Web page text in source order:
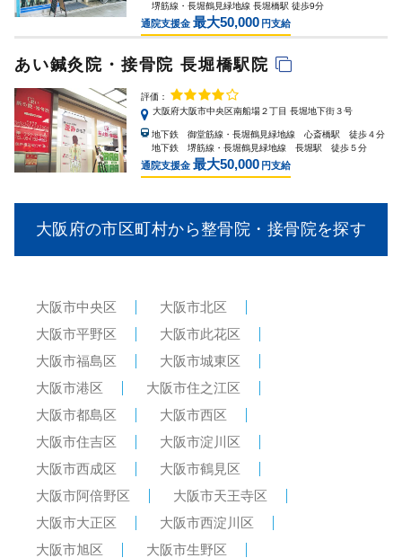
堺筋線・長堀鶴見緑地線 長堀橋駅 徒歩9分
通院支援金 最大50,000 円支給
あい鍼灸院・接骨院 長堀橋駅院
評価：
大阪府大阪市中央区南船場２丁目 長堀地下街３号
地下鉄 御堂筋線・長堀鶴見緑地線 心斎橋駅 徒歩４分
地下鉄 堺筋線・長堀鶴見緑地線 長堀駅 徒歩５分
通院支援金 最大50,000 円支給
大阪府の市区町村から整骨院・接骨院を探す
大阪市中央区
大阪市北区
大阪市平野区
大阪市此花区
大阪市福島区
大阪市城東区
大阪市港区
大阪市住之江区
大阪市都島区
大阪市西区
大阪市住吉区
大阪市淀川区
大阪市西成区
大阪市鶴見区
大阪市阿倍野区
大阪市天王寺区
大阪市大正区
大阪市西淀川区
大阪市旭区
大阪市生野区